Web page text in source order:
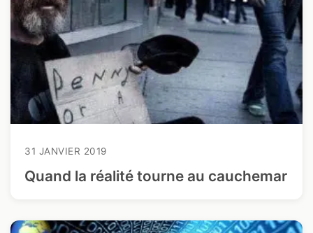
31 JANVIER 2019
Quand la réalité tourne au cauchemar